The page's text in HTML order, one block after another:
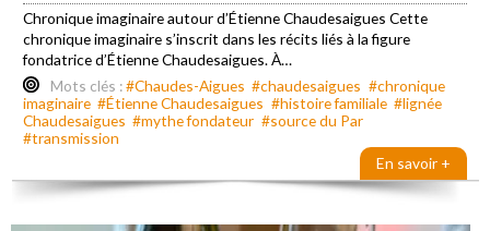
Chronique imaginaire autour d’Étienne Chaudesaigues Cette
chronique imaginaire s’inscrit dans les récits liés à la figure
fondatrice d’Étienne Chaudesaigues. À…
Mots clés :#Chaudes-Aigues #chaudesaigues #chronique
imaginaire #Étienne Chaudesaigues #histoire familiale #lignée
Chaudesaigues #mythe fondateur #source du Par
#transmission
En savoir +